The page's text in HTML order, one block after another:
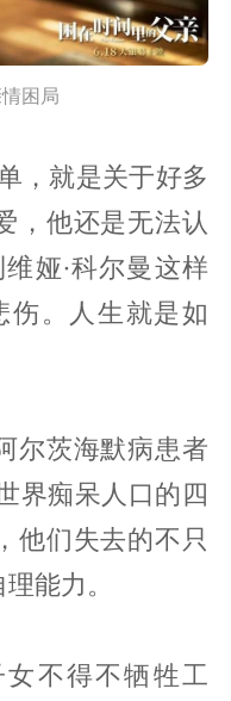
困局
，就是关于好多
，他还是无法认
娅·科尔曼这样
伤。人生就是如
尔茨海默病患者
界痴呆人口的四
他们失去的不只
能力。
不得不牺牲工